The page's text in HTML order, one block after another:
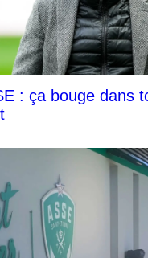
: ça bouge dans